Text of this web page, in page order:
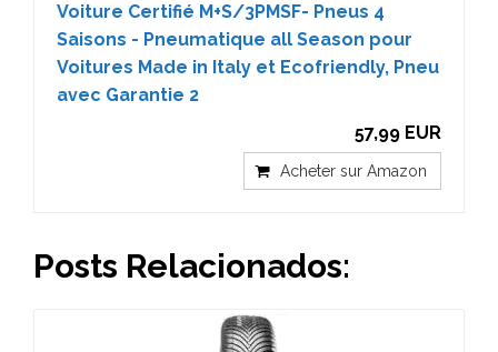
Voiture Certifié M+S/3PMSF- Pneus 4
Saisons - Pneumatique all Season pour
Voitures Made in Italy et Ecofriendly, Pneu
avec Garantie 2
57,99 EUR
Acheter sur Amazon
Posts Relacionados: